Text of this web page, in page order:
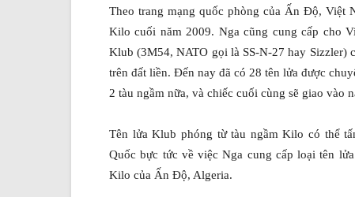
Theo trang mạng quốc phòng của Ấn Độ, Việt
Kilo cuối năm 2009. Nga cũng cung cấp cho
Klub (3M54, NATO gọi là SS-N-27 hay Sizzler)
trên đất liền. Đến nay đã có 28 tên lửa được
2 tàu ngầm nữa, và chiếc cuối cùng sẽ giao vào
Tên lửa Klub phóng từ tàu ngầm Kilo có thể
Quốc bực tức về việc Nga cung cấp loại tên
Kilo của Ấn Độ, Algeria.